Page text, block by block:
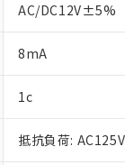
AC/DC12V±5%
8mA
1c
抵抗負荷:対応済み